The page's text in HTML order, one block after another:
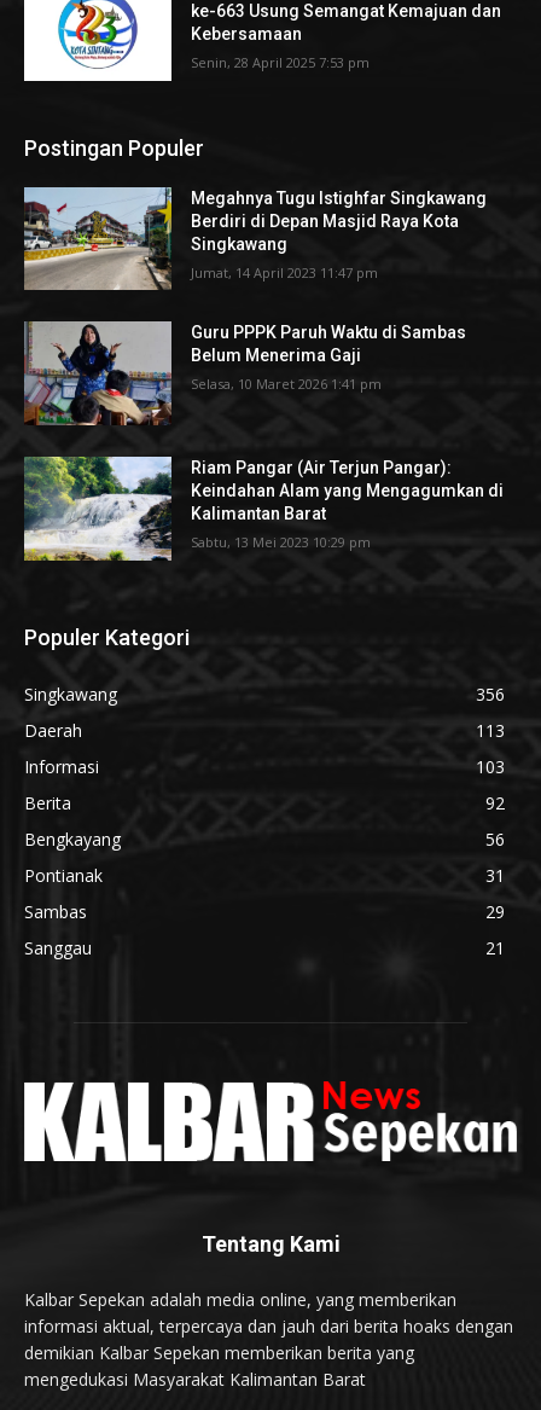
ke-663 Usung Semangat Kemajuan dan
Kebersamaan
Senin, 28 April 2025 7:53 pm
Postingan Populer
Megahnya Tugu Istighfar Singkawang
Berdiri di Depan Masjid Raya Kota
Singkawang
Jumat, 14 April 2023 11:47 pm
Guru PPPK Paruh Waktu di Sambas
Belum Menerima Gaji
Selasa, 10 Maret 2026 1:41 pm
Riam Pangar (Air Terjun Pangar):
Keindahan Alam yang Mengagumkan di
Kalimantan Barat
Sabtu, 13 Mei 2023 10:29 pm
Populer Kategori
Singkawang
356
Daerah
113
Informasi
103
Berita
92
Bengkayang
56
Pontianak
31
Sambas
29
Sanggau
21
Tentang Kami
Kalbar Sepekan adalah media online, yang memberikan
informasi aktual, terpercaya dan jauh dari berita hoaks dengan
demikian Kalbar Sepekan memberikan berita yang
mengedukasi Masyarakat Kalimantan Barat